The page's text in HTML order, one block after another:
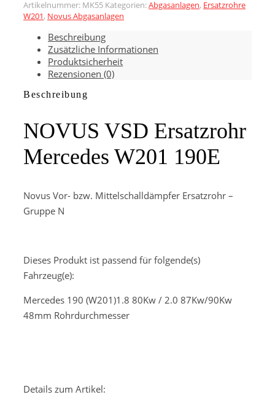
Ersatzrohr
Mercedes
Menge
Artikelnummer: MK55 Kategorien:Abgasanlagen, Ersatzrohre
W201, Novus Abgasanlagen
Beschreibung
Zusätzliche Informationen
Produktsicherheit
Rezensionen (0)
Beschreibung
NOVUS VSD Ersatzrohr
Mercedes W201 190E
Novus Vor- bzw. Mittelschalldämpfer Ersatzrohr –
Gruppe N
Dieses Produkt ist passend für folgende(s)
Fahrzeug(e):
Mercedes 190 (W201)1.8 80Kw / 2.0 87Kw/90Kw
48mm Rohrdurchmesser
Details zum Artikel: